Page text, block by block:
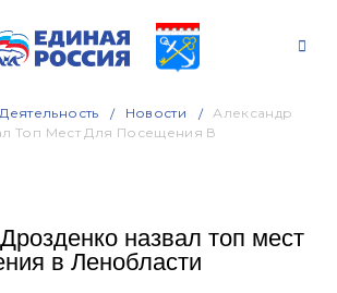
Новости
Александр
Топ Мест Для Посещения В
назвал топ мест
в Ленобласти